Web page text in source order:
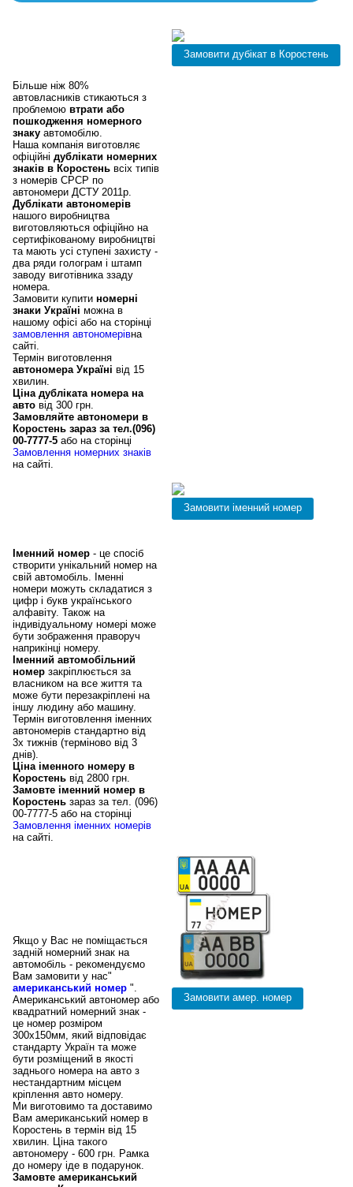
Більше ніж 80%
автовласників стикаються з
проблемою втрати або
пошкодження номерного
знаку автомобілю.
Наша компанія виготовляє
офіційні дублікати номерних
знаків в Коростень всіх типів
з номерів СРСР по
автономери ДСТУ 2011р.
Дублікати автономерів
нашого виробництва
виготовляються офіційно на
сертифікованому виробництві
та мають усі ступені захисту -
два ряди голограм і штамп
заводу виготівника ззаду
номера.
Замовити купити номерні
знаки Україні можна в
нашому офісі або на сторінці
замовлення автономерівна
сайті.
Термін виготовлення
автономера Україні від 15
хвилин.
Ціна дубліката номера на
авто від 300 грн.
Замовляйте автономери в
Коростень зараз за тел.(096)
00-7777-5 або на сторінці
Замовлення номерних знаків
на сайті.
Іменний номер - це спосіб
створити унікальний номер на
свій автомобіль. Іменні
номери можуть складатися з
цифр і букв українського
алфавіту. Також на
індивідуальному номері може
бути зображення праворуч
наприкінці номеру.
Іменний автомобільний
номер закріплюється за
власником на все життя та
може бути перезакріплені на
іншу людину або машину.
Термін виготовлення іменних
автономерів стандартно від
3х тижнів (терміново від 3
днів).
Ціна іменного номеру в
Коростень від 2800 грн.
Замовте іменний номер в
Коростень зараз за тел. (096)
00-7777-5 або на сторінці
Замовлення іменних номерів
на сайті.
Якщо у Вас не поміщається
задній номерний знак на
автомобіль - рекомендуємо
Вам замовити у нас"
американський номер ".
Американський автономер або
квадратний номерний знак -
це номер розміром
300х150мм, який відповідає
стандарту Україн та може
бути розміщений в якості
заднього номера на авто з
нестандартним місцем
кріплення авто номеру.
Ми виготовимо та доставимо
Вам американський номер в
Коростень в термін від 15
хвилин. Ціна такого
автономеру - 600 грн. Рамка
до номеру іде в подарунок.
Замовте американський